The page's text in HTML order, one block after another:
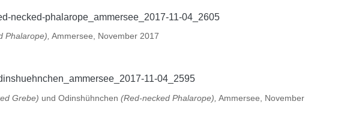
Phalarope), Ammersee, November 2017
Grebe) und Odinshühnchen (Red-necked Phalarope), Ammersee, November